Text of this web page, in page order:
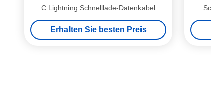
C Lightning Schnelllade-Datenkabel
geflochten 1m 2m
Erhalten Sie besten Preis